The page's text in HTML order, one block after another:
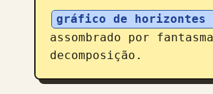
gráfico de horizontes
assombrado por
decomposição.